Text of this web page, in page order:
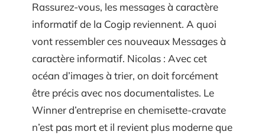
Rassurez-vous, les messages à caractère
informatif de la Cogip reviennent. A quoi
vont ressembler ces nouveaux Messages à
caractère informatif. Nicolas : Avec cet
océan d’images à trier, on doit forcément
être précis avec nos documentalistes. Le
Winner d’entreprise en chemisette-cravate
n’est pas mort et il revient plus moderne que